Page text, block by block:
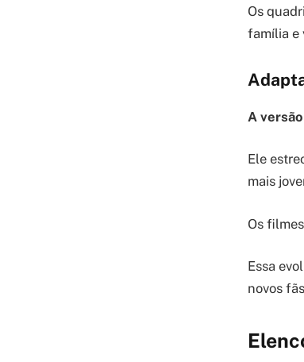
Os
família e
A
Ele
mais
Os
Essa
novos